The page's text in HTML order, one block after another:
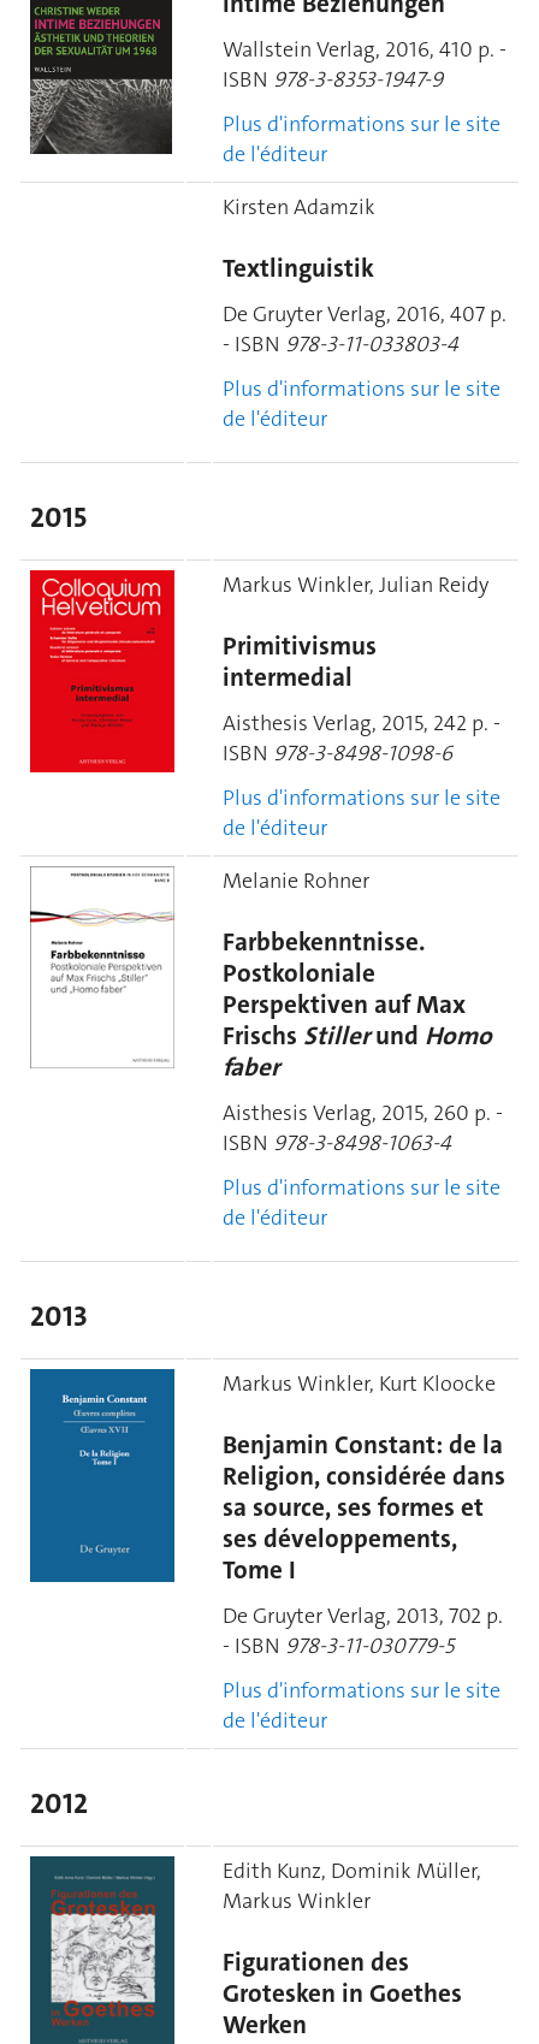
Wallstein Verlag, 2016, 410 p. -
ISBN 978-3-8353-1947-9
Plus d'informations sur le site
de l'éditeur
Kirsten Adamzik
Textlinguistik
De Gruyter Verlag, 2016, 407 p.
- ISBN 978-3-11-033803-4
Plus d'informations sur le site
de l'éditeur
2015
Markus Winkler, Julian Reidy
Primitivismus
intermedial
Aisthesis Verlag, 2015, 242 p. -
ISBN 978-3-8498-1098-6
Plus d'informations sur le site
de l'éditeur
Melanie Rohner
Farbbekenntnisse.
Postkoloniale
Perspektiven auf Max
Frischs Stillerund Homo
faber
Aisthesis Verlag, 2015, 260 p. -
ISBN 978-3-8498-1063-4
Plus d'informations sur le site
de l'éditeur
2013
Markus Winkler, Kurt Kloocke
Benjamin Constant: de la
Religion, considérée dans
sa source, ses formes et
ses développements,
Tome I
De Gruyter Verlag, 2013, 702 p.
- ISBN 978-3-11-030779-5
Plus d'informations sur le site
de l'éditeur
2012
Edith Kunz, Dominik Müller,
Markus Winkler
Figurationen des
Grotesken in Goethes
Werken